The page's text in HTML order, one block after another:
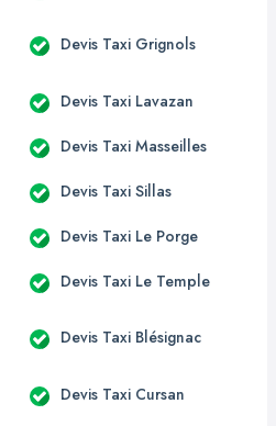
Devis Taxi Grignols
Devis Taxi Lavazan
Devis Taxi Masseilles
Devis Taxi Sillas
Devis Taxi Le Porge
Devis Taxi Le Temple
Devis Taxi Blésignac
Devis Taxi Cursan